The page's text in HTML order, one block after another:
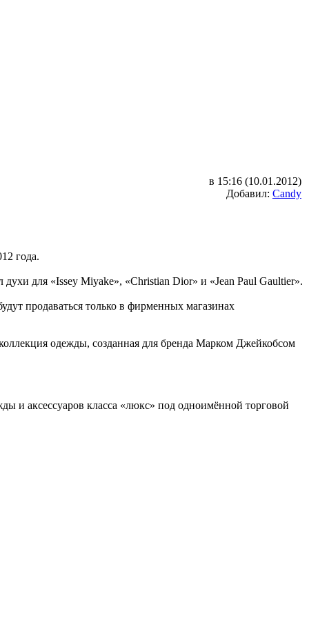
в 15:16 (10.01.2012)
Добавил: Candy
года.
для «Issey Miyake», «Christian Dior» и «Jean Paul Gaultier».
продаваться только в фирменных магазинах
одежды, созданная для бренда Марком Джейкобсом
и аксессуаров класса «люкс» под одноимённой торговой